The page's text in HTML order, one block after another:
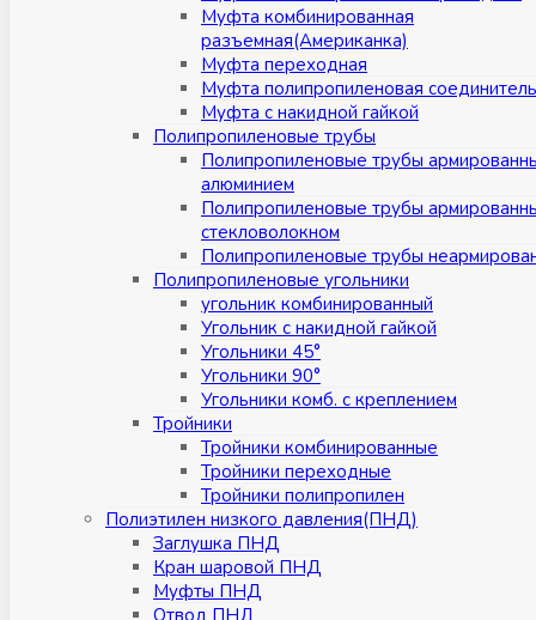
Муфта комбинированная
разъемная(Американка)
Муфта переходная
Муфта полипропиленовая
Муфта с накидной гайкой
Полипропиленовые трубы
Полипропиленовые трубы
алюминием
Полипропиленовые трубы
стекловолокном
Полипропиленовые трубы
Полипропиленовые угольники
угольник комбинированный
Угольник с накидной гайкой
Угольники 45°
Угольники 90°
Угольники комб. с креплением
Тройники
Тройники комбинированные
Тройники переходные
Тройники полипропилен
Полиэтилен низкого давления(ПНД)
Заглушка ПНД
Кран шаровой ПНД
Муфты ПНД
Отвод ПНД